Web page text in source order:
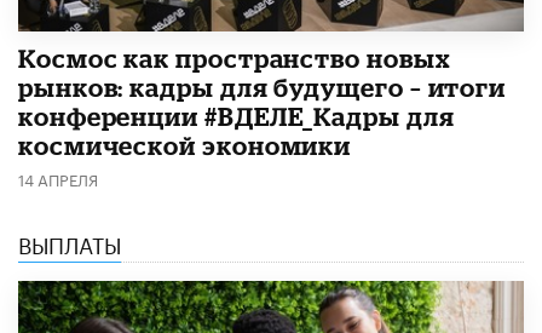
Космос как пространство новых
рынков: кадры для будущего – итоги
конференции #ВДЕЛЕ_Кадры для
космической экономики
14 АПРЕЛЯ
ВЫПЛАТЫ